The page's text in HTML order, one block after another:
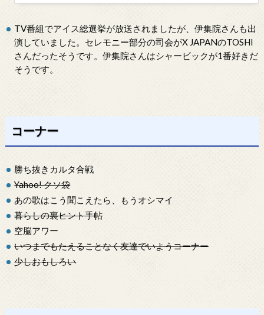
TV番組でアイス総選挙が放送されましたが、伊集院さんも出
演していました。セレモニー部分の司会がX JAPANのTOSHI
さんだったそうです。伊集院さんはシャービックが1番好きだ
そうです。
コーナー
勝ち抜きカルタ合戦
Yahoo! クソ袋
あの歌はこう聞こえたら、もうオシマイ
暮らしの裏ヒント手帖
空脳アワー
いつまでもたえることなく友達でいようコーナー
少しおもしろい